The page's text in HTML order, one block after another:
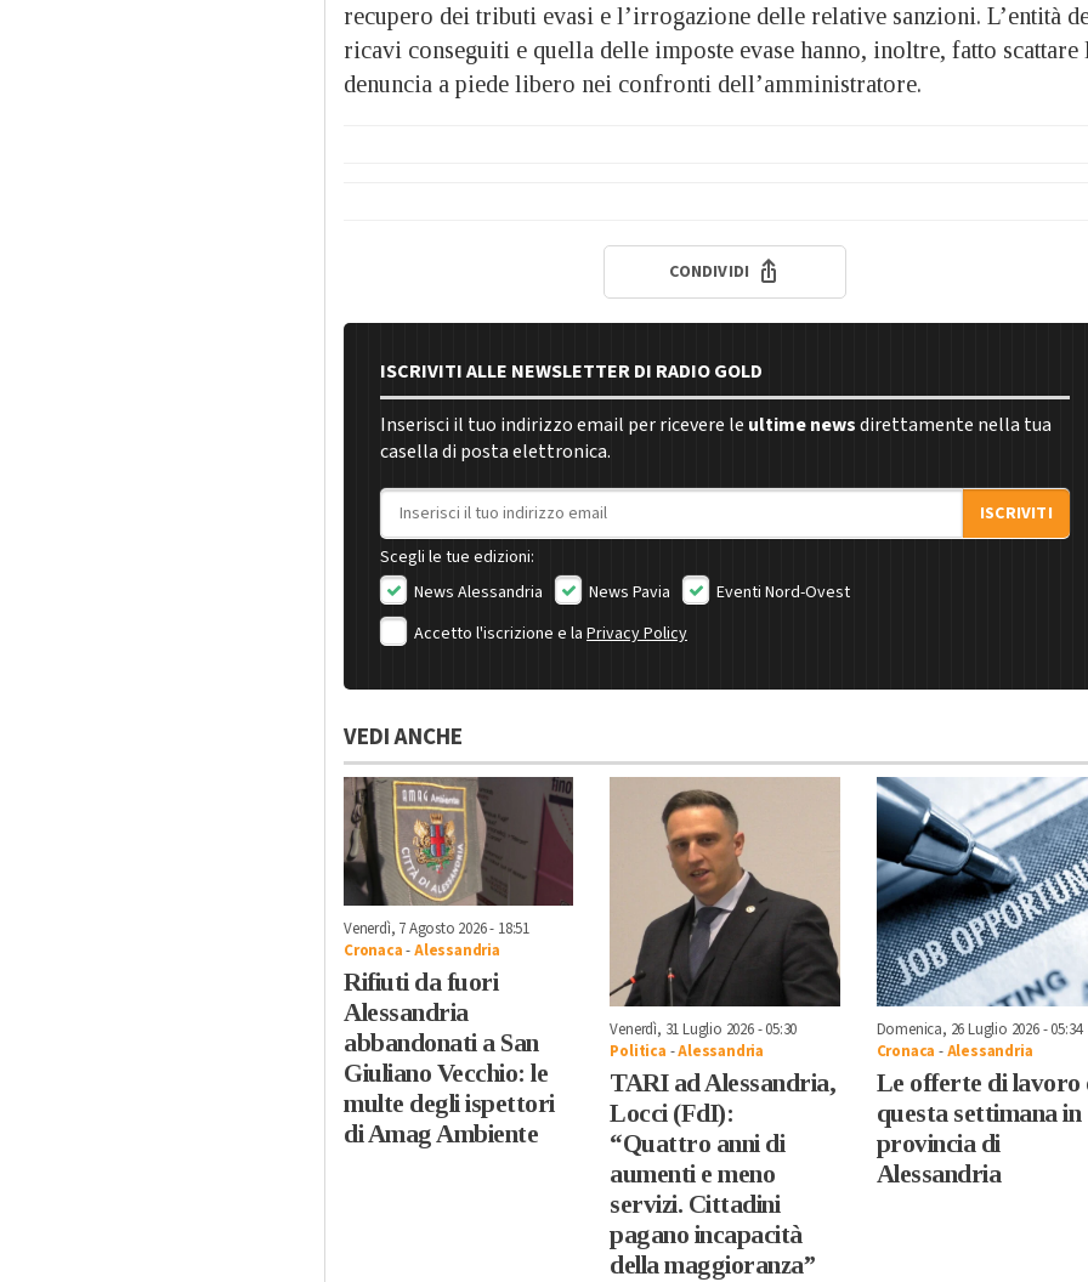
recupero dei tributi evasi e l’irrogazione delle relative sanzioni. L’entità
ricavi conseguiti e quella delle imposte evase hanno, inoltre, fatto scattare
denuncia a piede libero nei confronti dell’amministratore.
CONDIVIDI
ISCRIVITI ALLE NEWSLETTER DI RADIO GOLD
Inserisci il tuo indirizzo email per ricevere le ultime newsdirettamente nella tua
casella di posta elettronica.
Indirizzo email
ISCRIVITI
Scegli le tue edizioni:
News Alessandria
News Pavia
Eventi Nord-Ovest
Accetto l'iscrizione e la Privacy Policy
VEDI ANCHE
Venerdì, 7 Agosto 2026 - 18:51
Cronaca-Alessandria
Rifiuti da fuori
Alessandria
abbandonati a San
Giuliano Vecchio: le
multe degli ispettori
di Amag Ambiente
Venerdì, 31 Luglio 2026 - 05:30
Politica -Alessandria
TARI ad Alessandria,
Locci (FdI):
“Quattro anni di
aumenti e meno
servizi. Cittadini
pagano incapacità
della maggioranza”
Domenica, 26 Luglio 2026 - 05:34
Cronaca -Alessandria
Le offerte di lavoro
questa settimana in
provincia di
Alessandria